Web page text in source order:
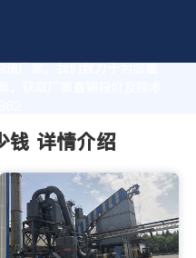
厂家，我们致力于为您量
获取厂家直销报价及技术
钱 详情介绍